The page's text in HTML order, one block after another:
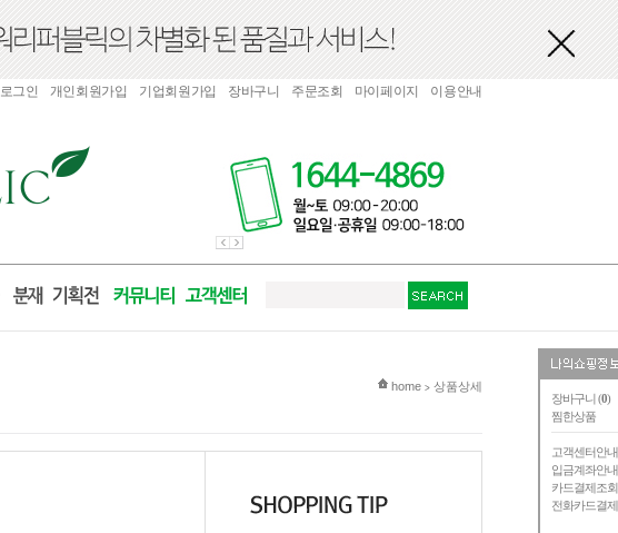
장바구니 (0)
찜한상품
고객센터안내
입금계좌안내
카드결제조회
전화카드결제
로그인 개인회원가입 기업회원가입 장바구니 주문조회 마이페이지 이용안내
현재 위치
home > 상품상세